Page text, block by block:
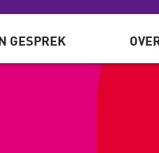
IN GESPREK